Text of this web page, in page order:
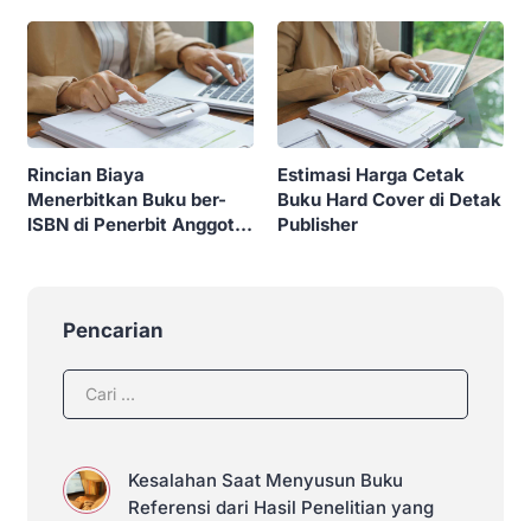
Berkualitas dan Proses
Cepat
Rincian Biaya
Menerbitkan Buku ber-
ISBN di Penerbit Anggota
Estimasi Harga Cetak
Buku Hard Cover di Detak
Publisher
Pencarian
Kesalahan Saat Menyusun Buku
Referensi dari Hasil Penelitian yang